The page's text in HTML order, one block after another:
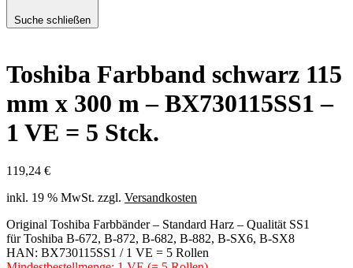
Suche schließen
Toshiba Farbband schwarz 115
mm x 300 m – BX730115SS1 –
1 VE = 5 Stck.
119,24 €
inkl. 19 % MwSt. zzgl. Versandkosten
Original Toshiba Farbbänder – Standard Harz – Qualität SS1
für Toshiba B-672, B-872, B-682, B-882, B-SX6, B-SX8
HAN: BX730115SS1 / 1 VE = 5 Rollen